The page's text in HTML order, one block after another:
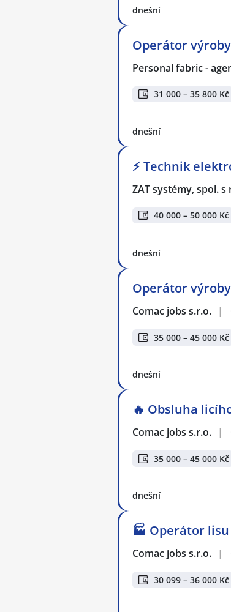
dnešní
Operátor
Personal fabric -
31 000 – 35 800 Kč
dnešní
⚡ Technik
ZAT systémy, spol. s
40 000 – 50 000 Kč
dnešní
Operátor
Comac jobs s.r.o. |
35 000 – 45 000 Kč
dnešní
🔥 Obsluha
Comac jobs s.r.o. |
35 000 – 45 000 Kč
dnešní
🏭 Operátor
Comac jobs s.r.o. |
30 099 – 36 000 Kč